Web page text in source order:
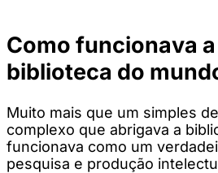
Como funcionava
biblioteca do
Muito mais que um simples
complexo que abrigava a
funcionava como um
pesquisa e produção